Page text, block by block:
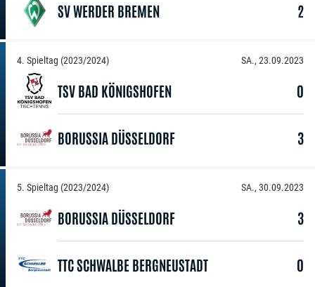
SV WERDER BREMEN 2
4. Spieltag (2023/2024) SA., 23.09.2023
TSV BAD KÖNIGSHOFEN 0
BORUSSIA DÜSSELDORF 3
5. Spieltag (2023/2024) SA., 30.09.2023
BORUSSIA DÜSSELDORF 3
TTC SCHWALBE BERGNEUSTADT 0